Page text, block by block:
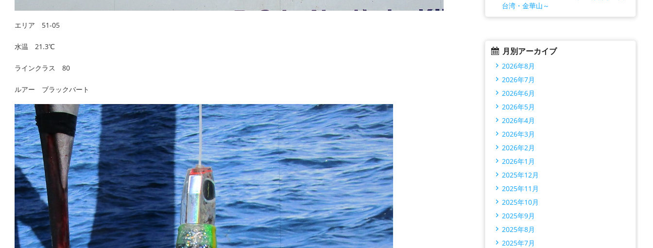
エリア 51-05
水温 21.3℃
ラインクラス 80
ルアー ブラックバート
台湾・金華山～
月別アーカイブ
2026年8月
2026年7月
2026年6月
2026年5月
2026年4月
2026年3月
2026年2月
2026年1月
2025年12月
2025年11月
2025年10月
2025年9月
2025年8月
2025年7月